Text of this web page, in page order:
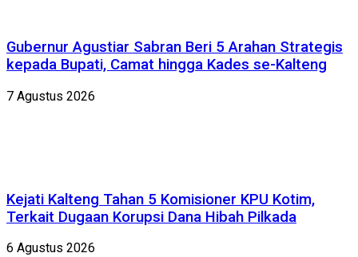
Gubernur Agustiar Sabran Beri 5 Arahan Strategis
kepada Bupati, Camat hingga Kades se-Kalteng
7 Agustus 2026
Kejati Kalteng Tahan 5 Komisioner KPU Kotim,
Terkait Dugaan Korupsi Dana Hibah Pilkada
6 Agustus 2026